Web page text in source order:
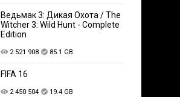
Ведьмак 3: Дикая Охота / The
Witcher 3: Wild Hunt - Complete
Edition
2 521 908 85.1 GB
FIFA 16
2 450 504 19.4 GB